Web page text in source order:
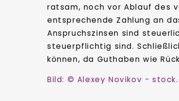
ratsam, noch vor Ablauf des
entsprechende Zahlung an
Anspruchszinsen sind
steuerpflichtig sind.
können, da Guthaben wie
Bild: © Alexey Novikov -